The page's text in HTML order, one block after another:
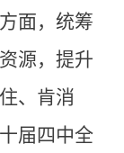
面，统筹
源，提升
、肯消
届四中全